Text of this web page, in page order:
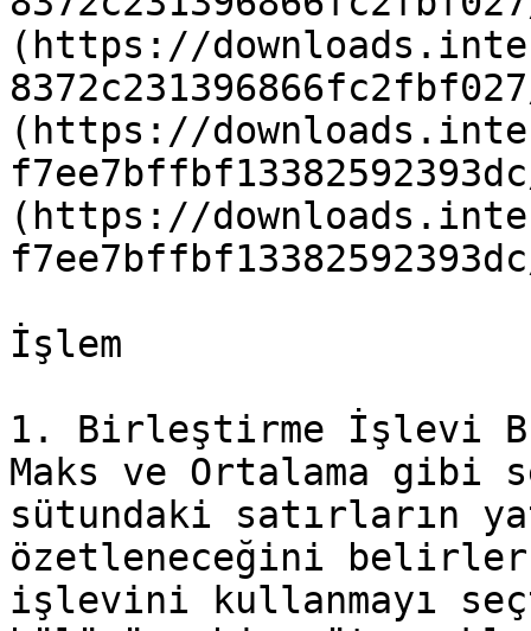
(https://
(https://
(https://
İşlem
1. Birleştirme İşlevi
Maks ve Ortalama
sütundaki satırların
özetleneceğini
işlevini kullanmayı